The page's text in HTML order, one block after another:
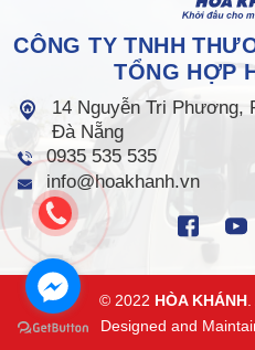
CÔNG TY TNHH
TỔNG HỢP
14 Nguyễn Tri Phương,
Đà Nẵng
0935 535 535
info@hoakhanh.vn
© 2022 HÒA KHÁNH.
Designed and